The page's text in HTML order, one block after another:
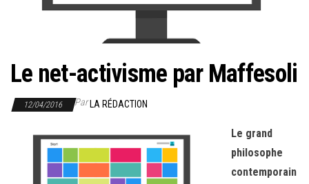
a
t
Le net-activisme par Maffesoli
12/04/2016 ParLA RÉDACTION
Le grand
philosophe
contemporain